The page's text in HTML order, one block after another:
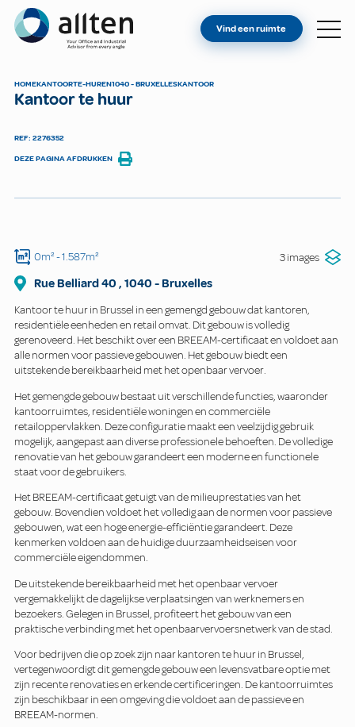
Allten
VIND EEN RUIMTE
Vind een ruimte
HOMEKANTOORTE-HUREN1040 - BRUXELLESKANTOOR
Kantoor te huur
REF: 2276352
DEZE PAGINA AFDRUKKEN
0m²- 1.587m² 3 images
Rue Belliard 40 , 1040 -Bruxelles
Kantoor te huur in Brussel in een gemengd gebouw dat kantoren,
residentiële eenheden en retail omvat. Dit gebouw is volledig
gerenoveerd. Het beschikt over een BREEAM-certificaat en voldoet aan
alle normen voor passieve gebouwen. Het gebouw biedt een
uitstekende bereikbaarheid met het openbaar vervoer.
Het gemengde gebouw bestaat uit verschillende functies, waaronder
kantoorruimtes, residentiële woningen en commerciële
retailoppervlakken. Deze configuratie maakt een veelzijdig gebruik
mogelijk, aangepast aan diverse professionele behoeften. De volledige
renovatie van het gebouw garandeert een moderne en functionele
staat voor de gebruikers.
Het BREEAM-certificaat getuigt van de milieuprestaties van het
gebouw. Bovendien voldoet het volledig aan de normen voor passieve
gebouwen, wat een hoge energie-efficiëntie garandeert. Deze
kenmerken voldoen aan de huidige duurzaamheidseisen voor
commerciële eigendommen.
De uitstekende bereikbaarheid met het openbaar vervoer
vergemakkelijkt de dagelijkse verplaatsingen van werknemers en
bezoekers. Gelegen in Brussel, profiteert het gebouw van een
praktische verbinding met het openbaarvervoersnetwerk van de stad.
Voor bedrijven die op zoek zijn naar kantoren te huur in Brussel,
vertegenwoordigt dit gemengde gebouw een levensvatbare optie met
zijn recente renovaties en erkende certificeringen. De kantoorruimtes
zijn beschikbaar in een omgeving die voldoet aan de passieve en
BREEAM-normen.